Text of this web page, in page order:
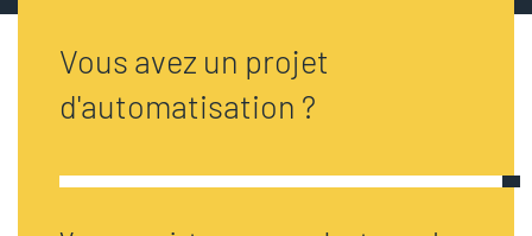
Vous avez un projet
d'automatisation ?